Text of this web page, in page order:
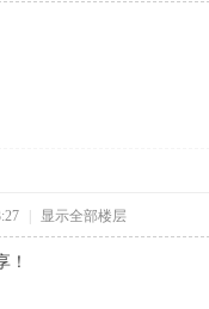
显示全部楼层
！